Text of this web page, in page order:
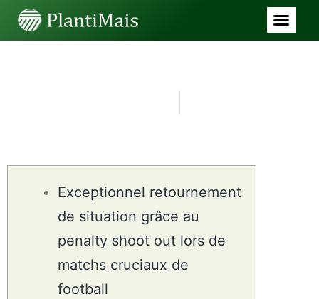
SEM CATEGORIA
Exceptionnel retournement
de situation grâce au
penalty shoot out lors de
matchs cruciaux de
football